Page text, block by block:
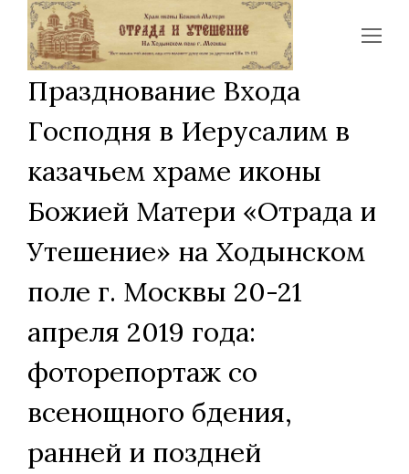
Празднование Входа
Господня в Иерусалим в
казачьем храме иконы
Божией Матери «Отрада и
Утешение» на Ходынском
поле г. Москвы 20-21
апреля 2019 года:
фоторепортаж со
всенощного бдения,
ранней и поздней